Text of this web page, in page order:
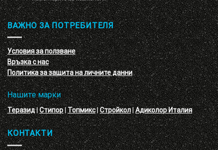
–
3D
ефект
с
VELE
материал
Презентация
и
обучение
на
декоративни
мазилки
Адиколор
Варна
ВАЖНО ЗА ПОТРЕБИТЕЛЯ
Условия за ползване
Връзка с нас
Политика за защита на личните данни
Нашите марки
Теразид|Стипор|Топмикс|Стройкол|Адиколор Италия
КОНТАКТИ